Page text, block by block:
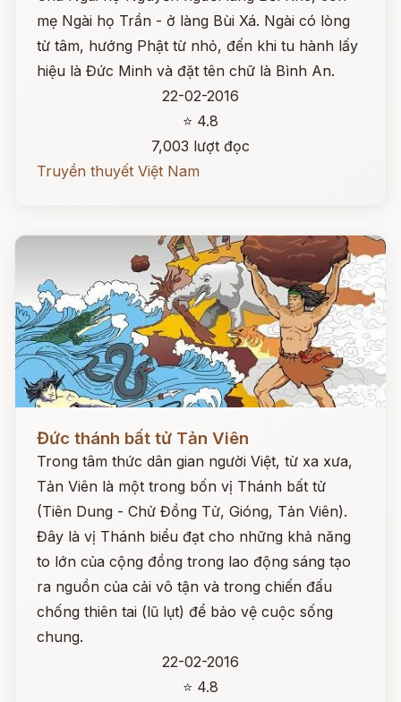
mẹ Ngài họ Trần - ở làng Bùi Xá. Ngài có lòng
từ tâm, hướng Phật từ nhỏ, đến khi tu hành lấy
hiệu là Đức Minh và đặt tên chữ là Bình An.
22-02-2016
⭐ 4.8
7,003 lượt đọc
Truyền thuyết Việt Nam
Đức thánh bất tử Tản Viên
Trong tâm thức dân gian người Việt, từ xa xưa,
Tản Viên là một trong bốn vị Thánh bất tử
(Tiên Dung - Chử Đồng Tử, Gióng, Tản Viên).
Đây là vị Thánh biểu đạt cho những khả năng
to lớn của cộng đồng trong lao động sáng tạo
ra nguồn của cải vô tận và trong chiến đấu
chống thiên tai (lũ lụt) để bảo vệ cuộc sống
chung.
22-02-2016
⭐ 4.8